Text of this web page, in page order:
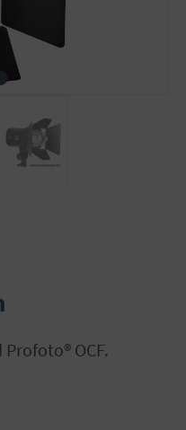
OCF.